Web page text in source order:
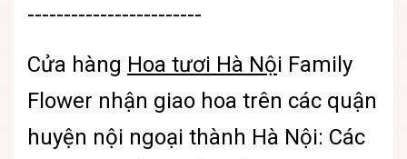
------------------------
Cửa hàng Hoa tươi Hà Nội Family
Flower nhận giao hoa trên các quận
huyện nội ngoại thành Hà Nội: Các